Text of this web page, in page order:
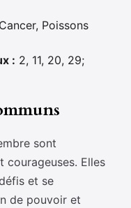
Cancer, Poissons
: 2, 11, 20, 29;
sont
courageuses. Elles
et se
de pouvoir et